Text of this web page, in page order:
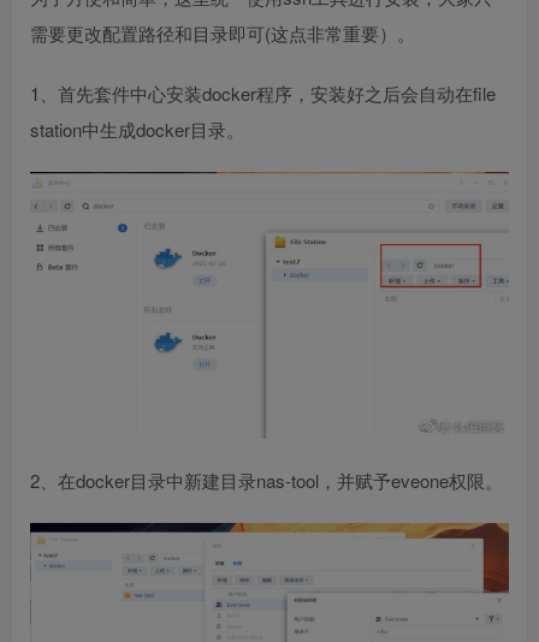
需要更改配置路径和目录即可(这点非常重要）。
1、首先套件中心安装docker程序，安装好之后会自动在file
station中生成docker目录。
2、在docker目录中新建目录nas-tool，并赋予eveone权限。